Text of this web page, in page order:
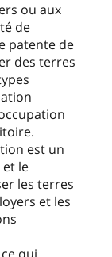
ou aux
de
patente de
des terres
est un
le
les terres
et les